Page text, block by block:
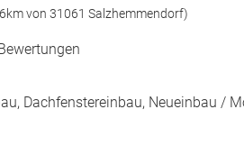
von 31061 Salzhemmendorf)
Dachfenstereinbau, Neueinbau /